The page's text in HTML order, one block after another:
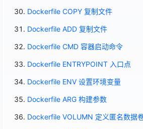
Dockerfile COPY 复制文件
Dockerfile ADD 复制文件
Dockerfile CMD 容器启动命令
Dockerfile ENTRYPOINT 入口点
Dockerfile ENV 设置环境变量
Dockerfile ARG 构建参数
Dockerfile VOLUMN 定义匿名数据